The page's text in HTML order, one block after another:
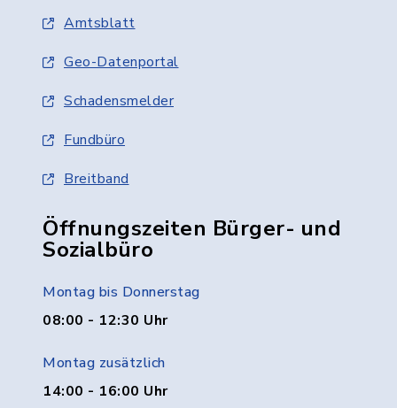
Amtsblatt
Geo-Datenportal
Schadensmelder
Fundbüro
Breitband
Öffnungszeiten Bürger- und
Sozialbüro
Montag bis Donnerstag
08:00 - 12:30 Uhr
Montag zusätzlich
14:00 - 16:00 Uhr